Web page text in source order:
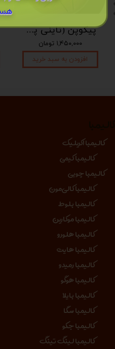
پیکوپن (تاینی پن) 6 نت برند دلکو
۱,۴۵۰,۰۰۰ تومان
افزودن به سبد خرید
کالیمبا اکریلیک
کالیمبا کیمی
کالیمبا چوبی
کالیمبا کالی‌مون
کالیمبا بلوط
کالیمبا موکارین
کالیمبا هلورو
کالیمبا هایت
کالیمبا رمیدو
کالیمبا هوگو
کالیمبا بایلا
کالیمبا سگا
کالیمبا جکو
کالیمبا لینگ تینگ